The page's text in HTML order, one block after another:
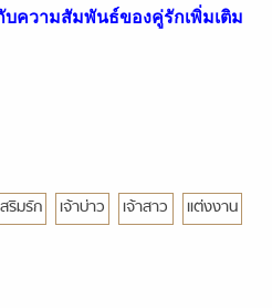
บความสัมพันธ์ของคู่รักเพิ่มเติม
ริมรัก เจ้าบ่าว เจ้าสาว แต่งงาน